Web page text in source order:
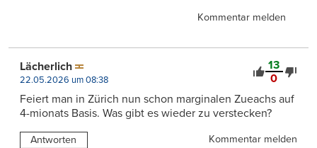
Kommentar melden
13
0
Lächerlich
22.05.2026 um 08:38
Feiert man in Zürich nun schon marginalen Zueachs auf
4-mionats Basis. Was gibt es wieder zu verstecken?
Antworten Kommentar melden